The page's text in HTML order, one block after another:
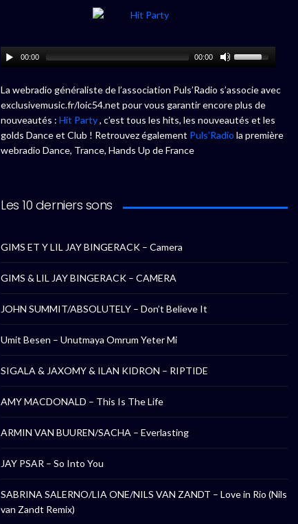
00:00 00:00
La webradio généraliste de l’association Puls’Radio s’associe avec
exclusivemusic.fr/loic54.net pour vous garantir encore plus de
nouveautés : Hit Party, c’est tous les hits, les nouveautés et les
golds Dance et Club ! Retrouvez également Puls’Radio la première
webradio Dance, Trance, Hands Up de France
Les 10 derniers sons
GIMS ET Y LIL JAY BINGERACK – Camera
GIMS & LIL JAY BINGERACK – CAMERA
JOHN SUMMIT/ABSOLUTELY – Don’t Believe It
Umit Besen – Unutmaya Omrum Yeter Mi
SIGALA & JAXOMY & ILAN KIDRON – RIPTIDE
AMY MACDONALD – This Is The Life
ARMIN VAN BUUREN/SACHA – Everlasting
JAY PSAR – So Into You
SABRINA SALERNO/LIA ONE/NILS VAN ZANDT – Love in Rio (Nils
van Zandt Remix)